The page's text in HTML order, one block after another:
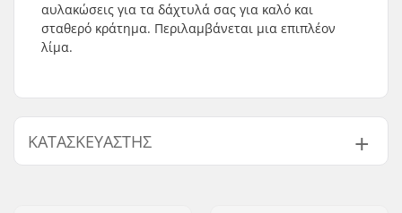
αυλακώσεις για τα δάχτυλά σας για καλό και
σταθερό κράτημα. Περιλαμβάνεται μια επιπλέον
λίμα.
ΚΑΤΑΣΚΕΥΑΣΤΉΣ